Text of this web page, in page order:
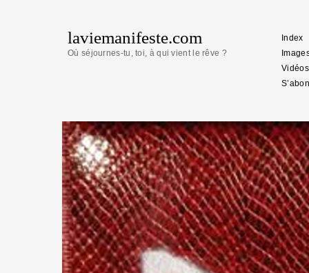
laviemanifeste.com
Où séjournes-tu, toi, à qui vient le rêve ?
Index
Vidéos